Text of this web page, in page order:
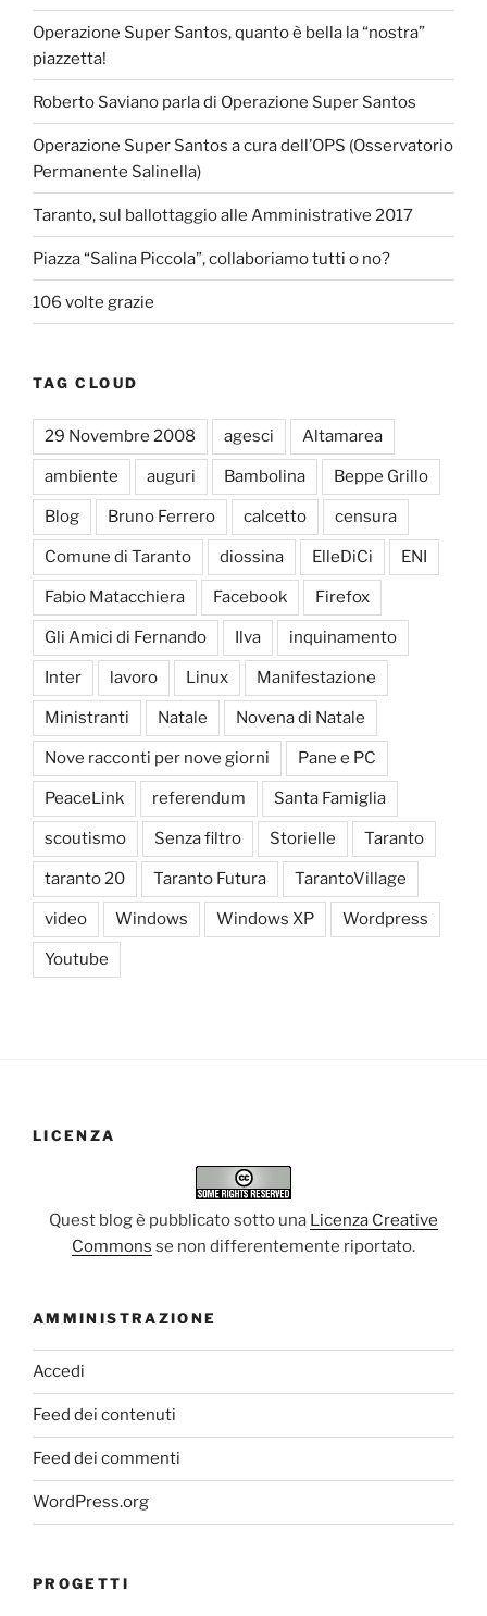
Operazione Super Santos, quanto è bella la “nostra”
piazzetta!
Roberto Saviano parla di Operazione Super Santos
Operazione Super Santos a cura dell’OPS (Osservatorio
Permanente Salinella)
Taranto, sul ballottaggio alle Amministrative 2017
Piazza “Salina Piccola”, collaboriamo tutti o no?
106 volte grazie
TAG CLOUD
29 Novembre 2008 agesci Altamarea
ambiente auguri Bambolina Beppe Grillo
Blog Bruno Ferrero calcetto censura
Comune di Taranto diossina ElleDiCi ENI
Fabio Matacchiera Facebook Firefox
Gli Amici di Fernando Ilva inquinamento
Inter lavoro Linux Manifestazione
Ministranti Natale Novena di Natale
Nove racconti per nove giorni Pane e PC
PeaceLink referendum Santa Famiglia
scoutismo Senza filtro Storielle Taranto
taranto 20 Taranto Futura TarantoVillage
video Windows Windows XP Wordpress
Youtube
LICENZA
Quest blog è pubblicato sotto una Licenza Creative
Commons se non differentemente riportato.
AMMINISTRAZIONE
Accedi
Feed dei contenuti
Feed dei commenti
WordPress.org
PROGETTI